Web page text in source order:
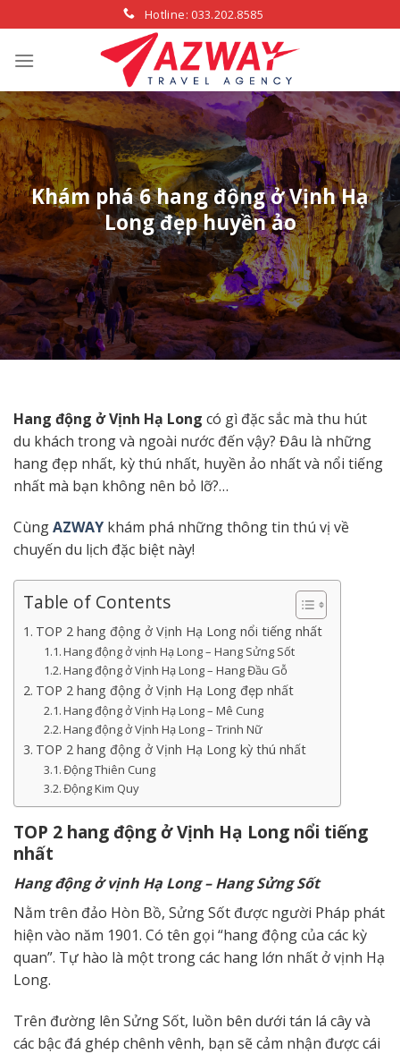
to
content
Hotline: 033.202.8585
Khám phá 6 hang động ở Vịnh Hạ
Long đẹp huyền ảo
Hang động ở Vịnh Hạ Long có gì đặc sắc mà thu hút
du khách trong và ngoài nước đến vậy? Đâu là những
hang đẹp nhất, kỳ thú nhất, huyền ảo nhất và nổi tiếng
nhất mà bạn không nên bỏ lỡ?…
CùngAZWAY khám phá những thông tin thú vị về
chuyến du lịch đặc biệt này!
Table of Contents
TOP 2 hang động ở Vịnh Hạ Long nổi tiếng nhất
Hang động ở vịnh Hạ Long – Hang Sửng Sốt
Hang động ở Vịnh Hạ Long – Hang Đầu Gỗ
TOP 2 hang động ở Vịnh Hạ Long đẹp nhất
Hang động ở Vịnh Hạ Long – Mê Cung
Hang động ở Vịnh Hạ Long – Trinh Nữ
TOP 2 hang động ở Vịnh Hạ Long kỳ thú nhất
Động Thiên Cung
Động Kim Quy
TOP 2 hang động ở Vịnh Hạ Long nổi tiếng
nhất
Hang động ở vịnh Hạ Long – Hang Sửng Sốt
Nằm trên đảo Hòn Bồ, Sửng Sốt được người Pháp phát
hiện vào năm 1901. Có tên gọi “hang động của các kỳ
quan”. Tự hào là một trong các hang lớn nhất ở vịnh Hạ
Long.
Trên đường lên Sửng Sốt, luồn bên dưới tán lá cây và
các bậc đá ghép chênh vênh, bạn sẽ cảm nhận được cái